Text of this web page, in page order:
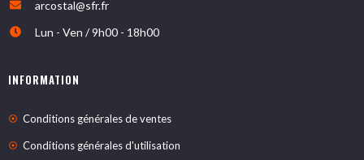
arcostal@sfr.fr
Lun - Ven / 9h00 - 18h00
INFORMATION
Conditions générales de ventes
Conditions générales d'utilisation